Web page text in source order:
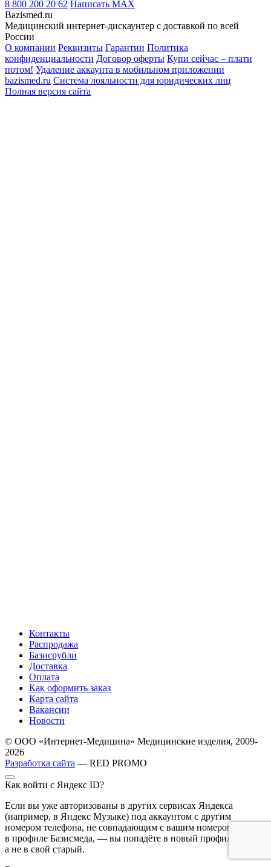
8 800 200 20 62 Написать MAX
Bazismed.ru
Медицинский интернет-дискаунтер с доставкой по всей
России
О компании Реквизиты Гарантии Политика
конфиденциальности Договор оферты Купи сейчас – плати
потом! Удаление аккаунта в мобильном приложении
bazismed.ru Система лояльности для юридических лиц
Полная версия сайта
Контакты
Распродажа
Базисрубли
Доставка
Оплата
Как оформить заказ
Карта сайта
Вакансии
Новости
© ООО «Интернет-Медицина» Медицинские изделия, 2009-
2026
Разработка сайта — RED PROMO
Как войти с Яндекс ID?
Если вы уже авторизованы в других сервисах Яндекса
(например, в Яндекс Музыке) под аккаунтом с другим
номером телефона, не совпадающим с вашим номером
в профиле Базисмеда, — вы попадёте в новый профиль,
а не в свой старый.